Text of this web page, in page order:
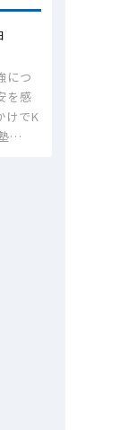
につ
を感
けでK
…